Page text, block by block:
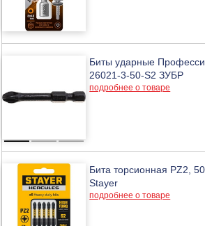
Биты ударные
26021-3-50-S2 ЗУБР
подробнее о товаре
Бита торсионная PZ2,
Stayer
подробнее о товаре